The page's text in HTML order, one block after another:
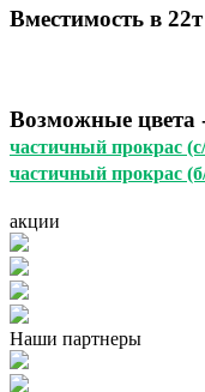
Вместимость в
Возможные цвета
частичный прокрас
частичный прокрас
акции
Наши партнеры